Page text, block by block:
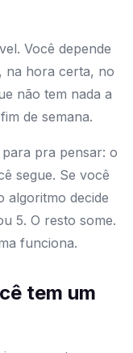
Você depende
na hora certa, no
não tem nada a
de semana.
pra pensar: o
segue. Se você
algoritmo decide
5. O resto some.
funciona.
tem um